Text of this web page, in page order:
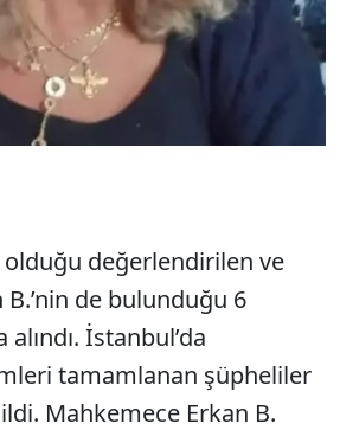
olduğu değerlendirilen ve
B.’nin de bulunduğu 6
İstanbul’da
tamamlanan şüpheliler
Mahkemece Erkan B.